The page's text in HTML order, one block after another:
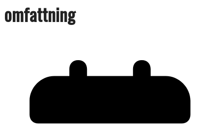
omfattning